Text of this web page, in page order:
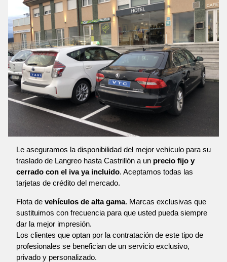
Le aseguramos la disponibilidad del mejor vehículo para su
traslado de Langreo hasta Castrillón a un precio fijo y
cerrado con el iva ya incluido. Aceptamos todas las
tarjetas de crédito del mercado.
Flota de vehículos de alta gama. Marcas exclusivas que
sustituimos con frecuencia para que usted pueda siempre
dar la mejor impresión.
Los clientes que optan por la contratación de este tipo de
profesionales se benefician de un servicio exclusivo,
privado y personalizado.